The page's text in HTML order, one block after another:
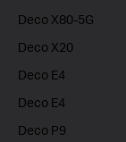
Deco X80-5G
Deco X20
Deco E4
Deco E4
Deco P9